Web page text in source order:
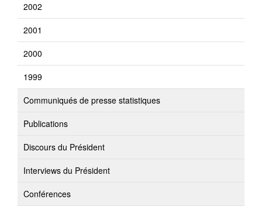
2002
2001
2000
1999
Communiqués de presse statistiques
Publications
Discours du Président
Interviews du Président
Conférences